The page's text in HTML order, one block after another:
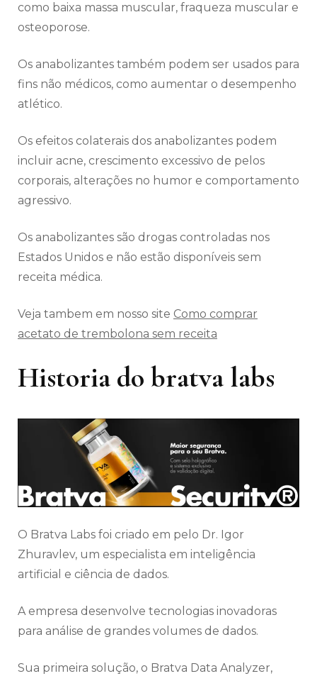
como baixa massa muscular, fraqueza muscular e
osteoporose.
Os anabolizantes também podem ser usados para
fins não médicos, como aumentar o desempenho
atlético.
Os efeitos colaterais dos anabolizantes podem
incluir acne, crescimento excessivo de pelos
corporais, alterações no humor e comportamento
agressivo.
Os anabolizantes são drogas controladas nos
Estados Unidos e não estão disponíveis sem
receita médica.
Veja tambem em nosso site Como comprar
acetato de trembolona sem receita
Historia do bratva labs
O Bratva Labs foi criado em pelo Dr. Igor
Zhuravlev, um especialista em inteligência
artificial e ciência de dados.
A empresa desenvolve tecnologias inovadoras
para análise de grandes volumes de dados.
Sua primeira solução, o Bratva Data Analyzer,